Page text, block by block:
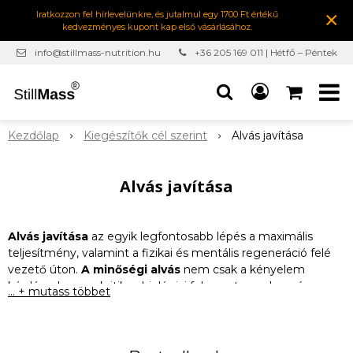
Iratkozzon fel hírlevelünkre, és jutalmul egy 1700 Ft értékű
kedvezményes kupont kap első vásárlásához.
×
info@stillmass-nutrition.hu
+36 205 169 011 | Hétfő – Péntek
Kezdőlap Kiegészítők cél szerint Alvás javítása
Alvás javítása
Alvás javítása az egyik legfontosabb lépés a maximális
teljesítmény, valamint a fizikai és mentális regeneráció felé
vezető úton. A minőségi alvás nem csak a kényelem
kérdése, hanem kritikus biológiai folyamat, amely során az
... + mutass többet